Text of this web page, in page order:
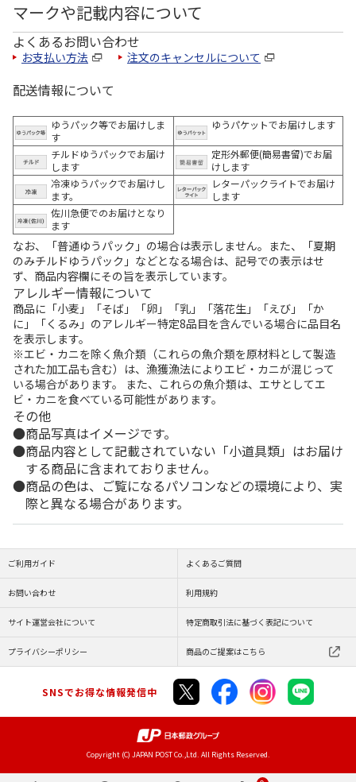
マークや記載内容について
よくあるお問い合わせ
お支払い方法 注文のキャンセルについて
配送情報について
ゆうパック等でお届けしま
す
ゆうパケットでお届けします
チルドゆうパックでお届け
します
定形外郵便(簡易書留)でお届
けします
冷凍ゆうパックでお届けし
ます。
レターパックライトでお届け
します
佐川急便でのお届けとなり
ます
なお、「普通ゆうパック」の場合は表示しません。また、「夏期
のみチルドゆうパック」などとなる場合は、記号での表示はせ
ず、商品内容欄にその旨を表示しています。
アレルギー情報について
商品に「小麦」「そば」「卵」「乳」「落花生」「えび」「か
に」「くるみ」のアレルギー特定8品目を含んでいる場合に品目名
を表示します。
※エビ・カニを除く魚介類（これらの魚介類を原材料として製造
された加工品も含む）は、漁獲漁法によりエビ・カニが混じって
いる場合があります。 また、これらの魚介類は、エサとしてエ
ビ・カニを食べている可能性があります。
その他
商品写真はイメージです。
商品内容として記載されていない「小道具類」はお届け
する商品に含まれておりません。
商品の色は、ご覧になるパソコンなどの環境により、実
際と異なる場合があります。
ご利用ガイド よくあるご質問
お問い合わせ 利用規約
サイト運営会社について 特定商取引法に基づく表記について
プライバシーポリシー 商品のご提案はこちら
SNSでお得な情報発信中
Copyright (C) JAPAN POST Co.,Ltd. All Rights Reserved.